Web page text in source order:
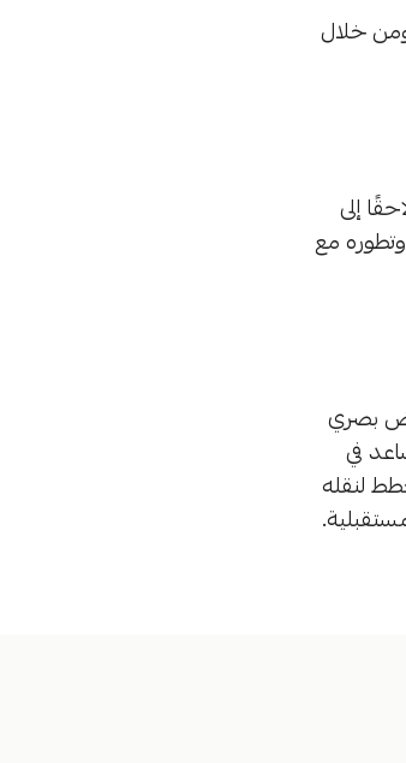
على متجر ثيمات سلة، يأتي ثيم “أيقونة” بمعدل تقييم مرتفع يصل إلى 5 ومن خلال
أبريل 2025 وتم تحديثه لاحقًا إلى
وتطوره مع
بصري
في
لنقله